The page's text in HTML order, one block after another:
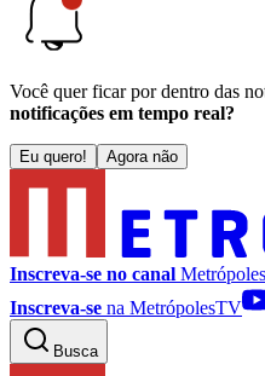
Você quer ficar por dentro das
notificações em tempo real?
Eu quero! Agora não
Inscreva-se no canal
Inscreva-se na MetrópolesTV
Busca